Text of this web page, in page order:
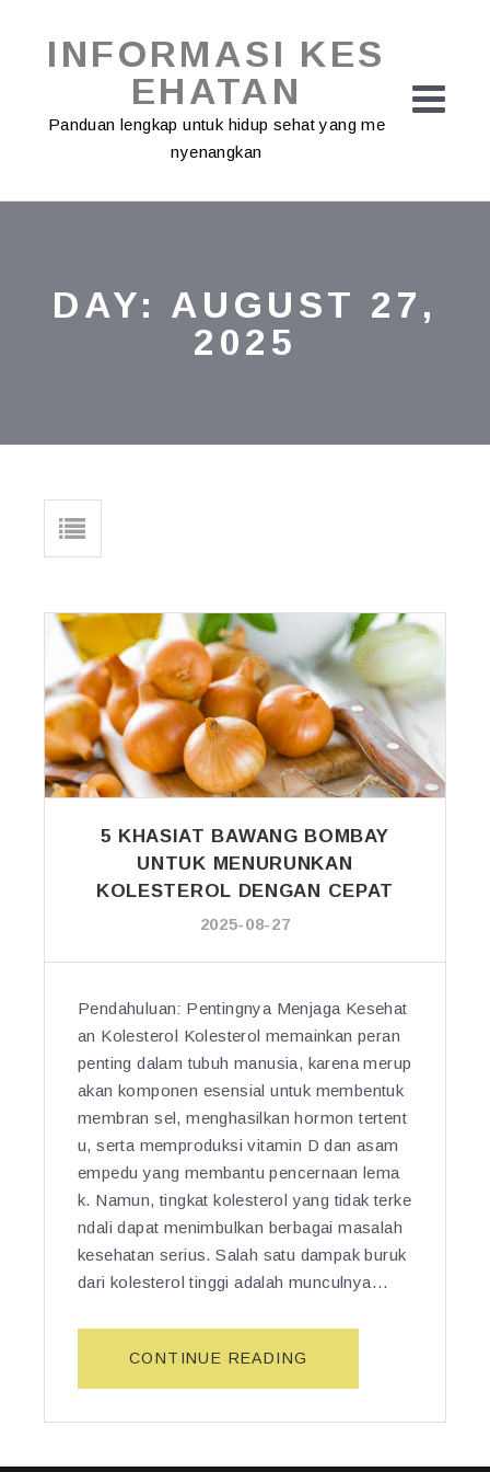
contentINFORMASI KES
EHATAN
Panduan lengkap untuk hidup sehat yang me
nyenangkan
DAY: AUGUST 27,
2025
5 KHASIAT BAWANG BOMBAY
UNTUK MENURUNKAN
KOLESTEROL DENGAN CEPAT
2025-08-27
Pendahuluan: Pentingnya Menjaga Kesehat
an Kolesterol Kolesterol memainkan peran
penting dalam tubuh manusia, karena merup
akan komponen esensial untuk membentuk
membran sel, menghasilkan hormon tertent
u, serta memproduksi vitamin D dan asam
empedu yang membantu pencernaan lema
k. Namun, tingkat kolesterol yang tidak terke
ndali dapat menimbulkan berbagai masalah
kesehatan serius. Salah satu dampak buruk
dari kolesterol tinggi adalah munculnya…
CONTINUE READING